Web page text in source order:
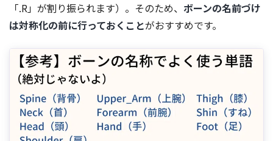
「.R」が割り振られます）。そのため、 ボーンの名前づけ
は対称化の前に行っておくことがおすすめです。